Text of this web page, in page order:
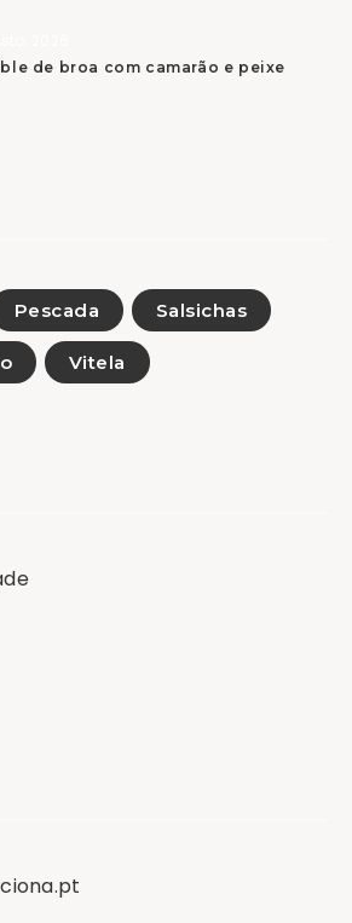
de broa com camarão e peixe
Pescada Salsichas
Vitela
.pt